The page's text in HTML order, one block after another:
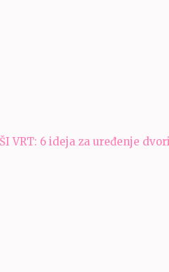
VRT: 6 ideja za uređenje